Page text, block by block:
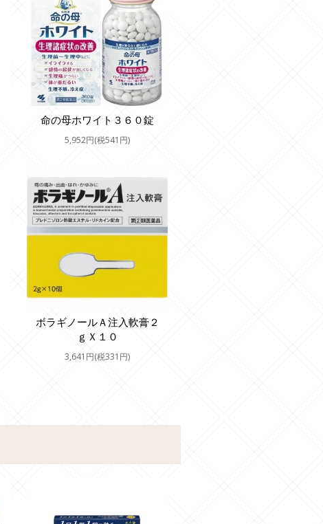
命の母ホワイト３６０錠
5,952円(税541円)
ボラギノールＡ注入軟膏２
ｇＸ１０
3,641円(税331円)